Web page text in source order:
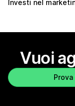
Investi nel
Vuoi